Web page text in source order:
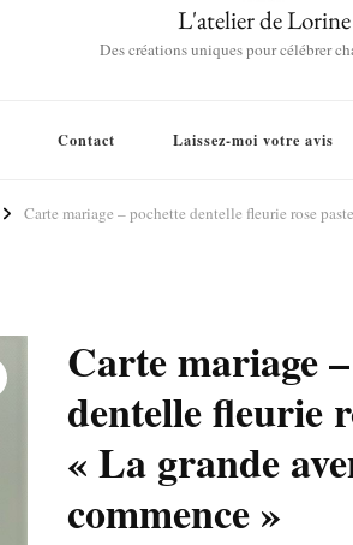
L'atelier de Lorine
Des créations uniques pour célébrer
Contact Laissez-moi votre avis
Carte mariage – pochette dentelle fleurie rose
Carte mariage
dentelle fleurie
« La grande
commence »